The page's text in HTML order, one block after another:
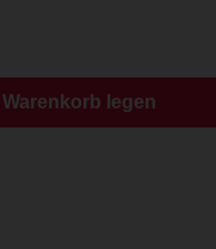
Warenkorb legen